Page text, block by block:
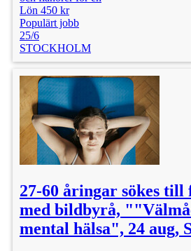
Lön 450 kr
Populärt jobb
25/6
STOCKHOLM
27-60 åringar sökes
med bildbyrå,
mental hälsa", 24 aug,